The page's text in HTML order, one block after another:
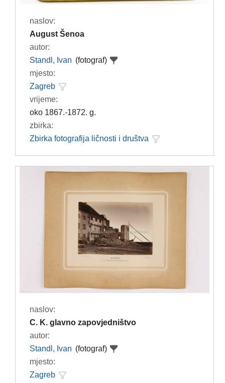
naslov:
August Šenoa
autor:
Standl, Ivan (fotograf)
mjesto:
Zagreb
vrijeme:
oko 1867.-1872. g.
zbirka:
Zbirka fotografija ličnosti i društva
naslov:
C. K. glavno zapovjedništvo
autor:
Standl, Ivan (fotograf)
mjesto:
Zagreb